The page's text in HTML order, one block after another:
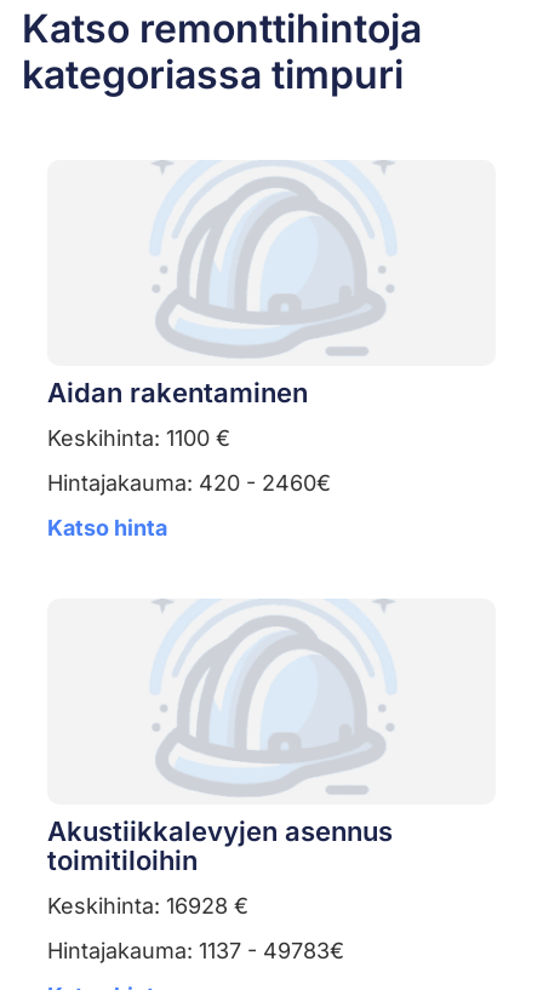
Katso remonttihintoja
kategoriassa timpuri
Aidan rakentaminen
Keskihinta: 1100 €
Hintajakauma: 420 - 2460€
Katso hinta
Akustiikkalevyjen asennus
toimitiloihin
Keskihinta: 16928 €
Hintajakauma: 1137 - 49783€